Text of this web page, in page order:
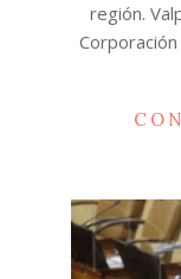
región.